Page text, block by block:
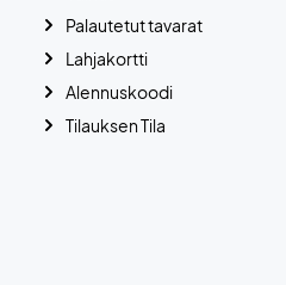
Palautetut tavarat
Lahjakortti
Alennuskoodi
Tilauksen Tila